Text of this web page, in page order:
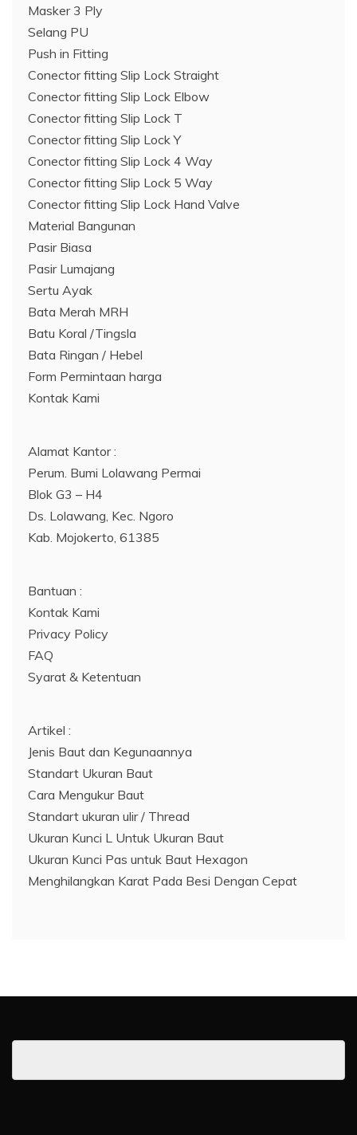
Masker 3 Ply
Selang PU
Push in Fitting
Conector fitting Slip Lock Straight
Conector fitting Slip Lock Elbow
Conector fitting Slip Lock T
Conector fitting Slip Lock Y
Conector fitting Slip Lock 4 Way
Conector fitting Slip Lock 5 Way
Conector fitting Slip Lock Hand Valve
Material Bangunan
Pasir Biasa
Pasir Lumajang
Sertu Ayak
Bata Merah MRH
Batu Koral /Tingsla
Bata Ringan / Hebel
Form Permintaan harga
Kontak Kami
Alamat Kantor :
Perum. Bumi Lolawang Permai
Blok G3 – H4
Ds. Lolawang, Kec. Ngoro
Kab. Mojokerto, 61385
Bantuan :
Kontak Kami
Privacy Policy
FAQ
Syarat & Ketentuan
Artikel :
Jenis Baut dan Kegunaannya
Standart Ukuran Baut
Cara Mengukur Baut
Standart ukuran ulir / Thread
Ukuran Kunci L Untuk Ukuran Baut
Ukuran Kunci Pas untuk Baut Hexagon
Menghilangkan Karat Pada Besi Dengan Cepat